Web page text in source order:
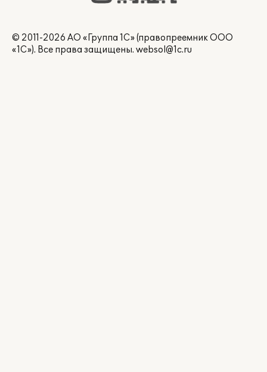
© 2011-2026 АО «Группа 1С» (правопреемник ООО
«1С»). Все права защищены. websol@1c.ru